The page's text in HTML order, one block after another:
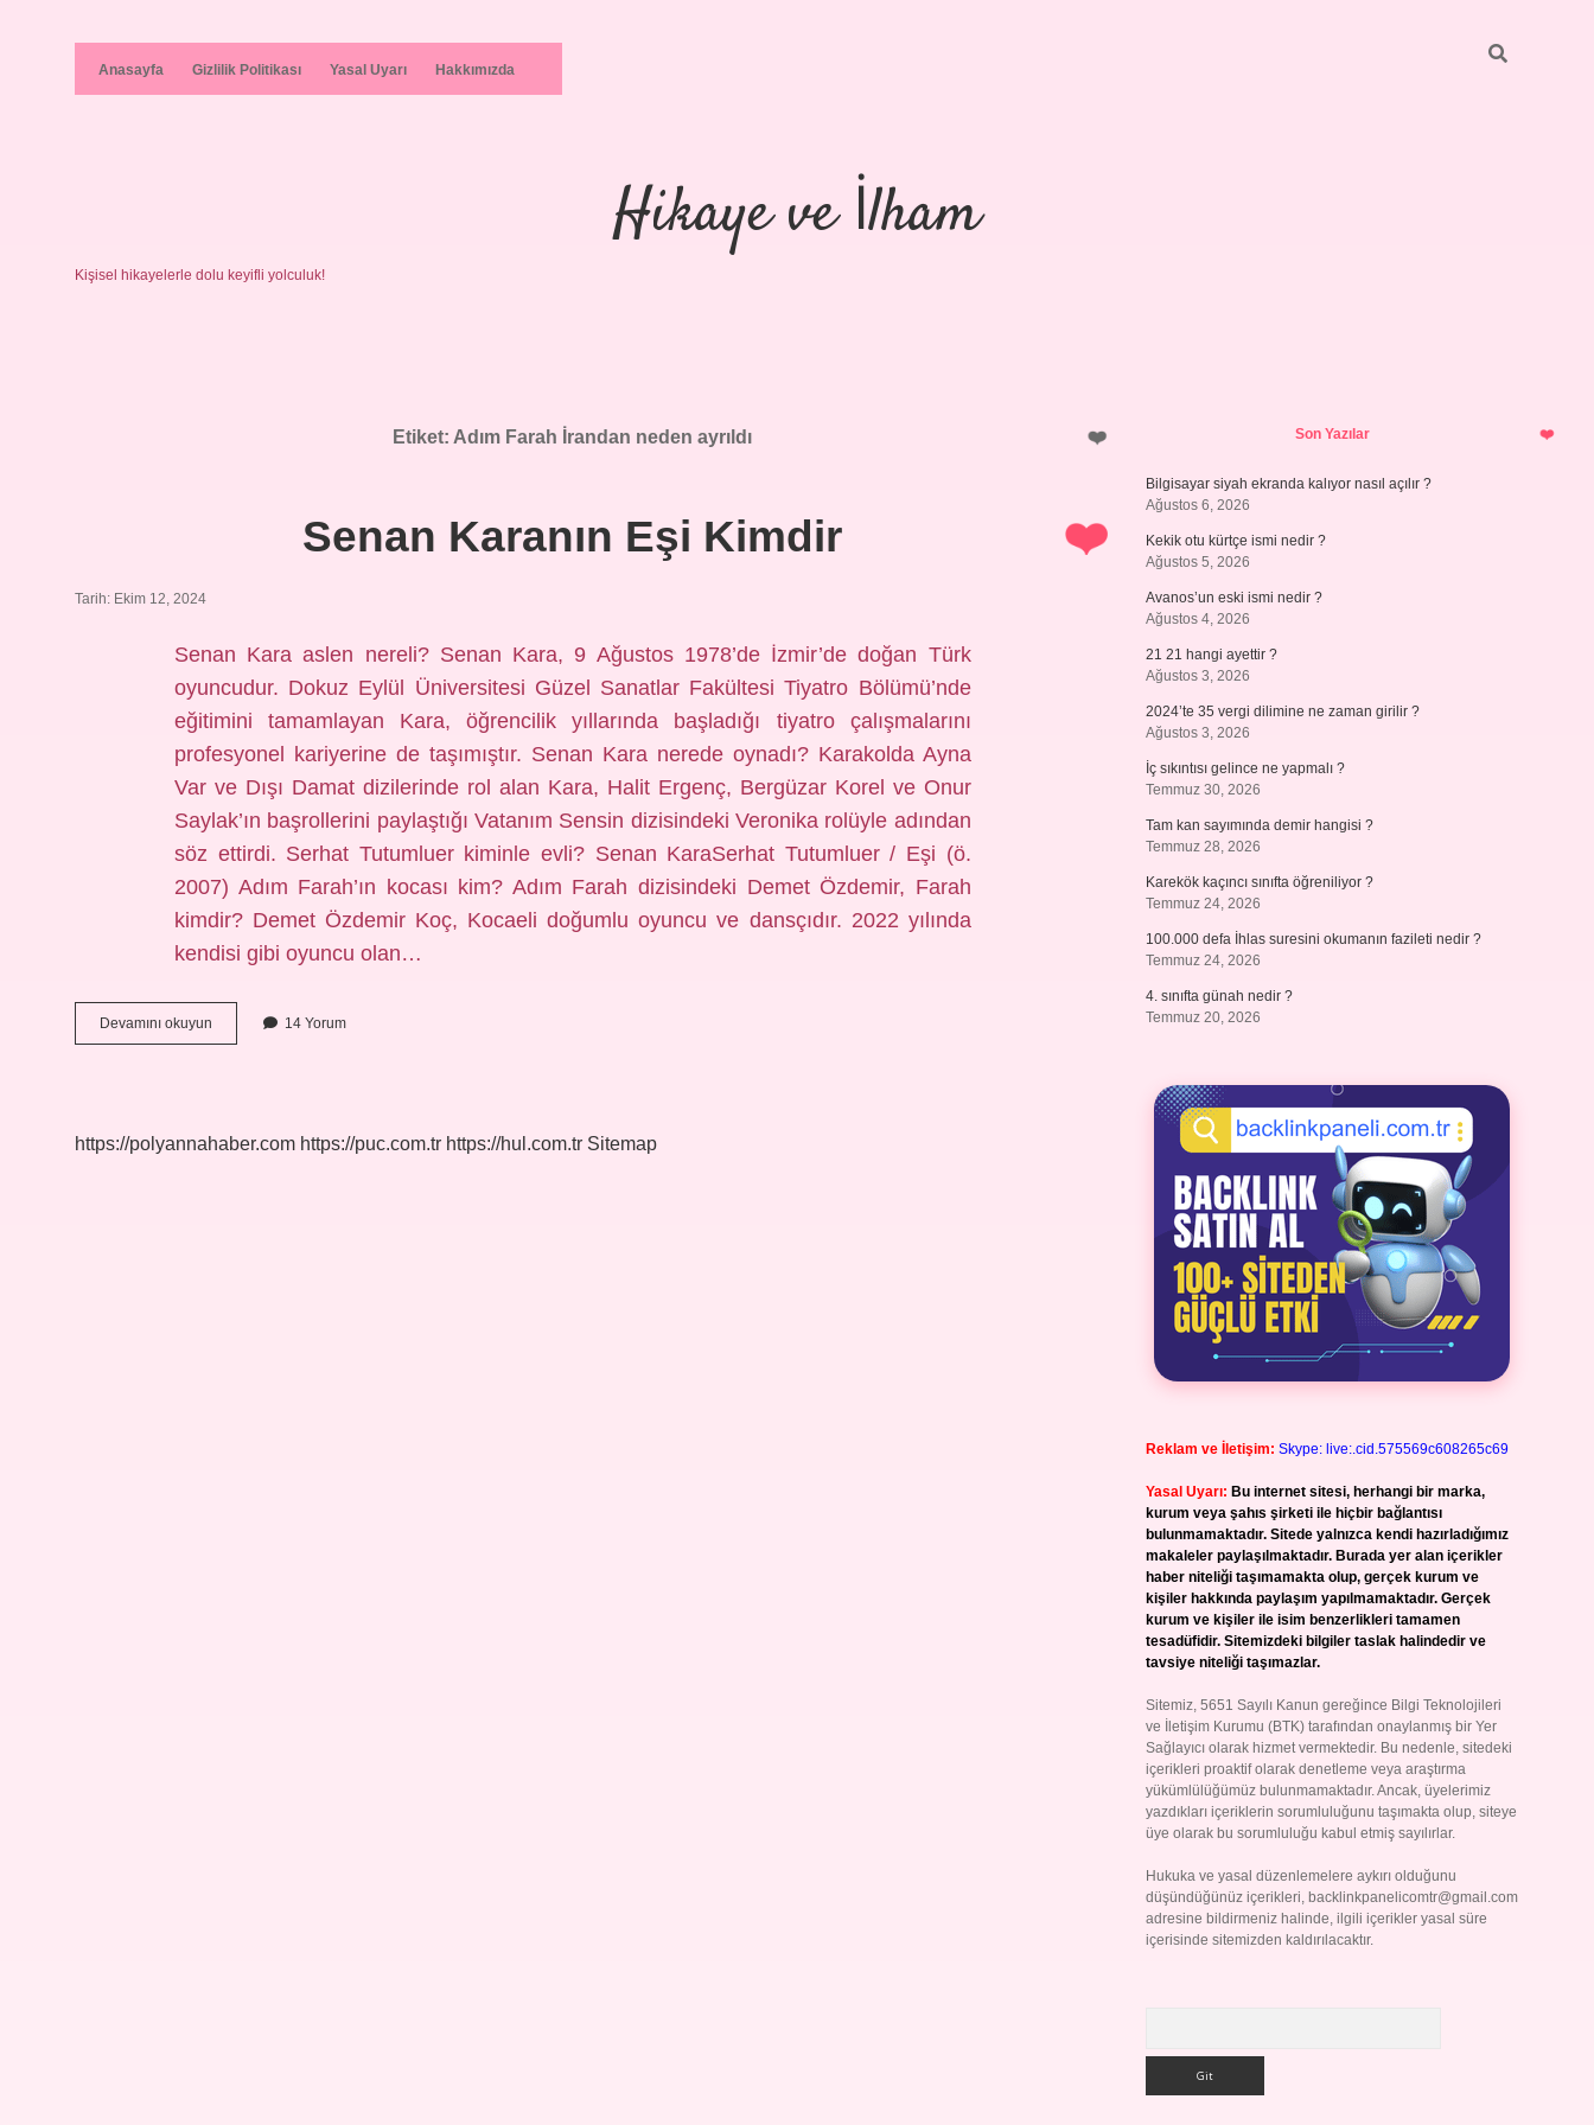
Anasayfa Gizlilik Politikası Yasal Uyarı Hakkımızda
Hikaye ve İlham
Kişisel hikayelerle dolu keyifli yolculuk!
Etiket: Adım Farah İrandan neden ayrıldı
Senan Karanın Eşi Kimdir
Tarih: Ekim 12, 2024
Senan Kara aslen nereli? Senan Kara, 9 Ağustos 1978’de İzmir’de doğan Türk
oyuncudur. Dokuz Eylül Üniversitesi Güzel Sanatlar Fakültesi Tiyatro Bölümü’nde
eğitimini tamamlayan Kara, öğrencilik yıllarında başladığı tiyatro çalışmalarını
profesyonel kariyerine de taşımıştır. Senan Kara nerede oynadı? Karakolda Ayna
Var ve Dışı Damat dizilerinde rol alan Kara, Halit Ergenç, Bergüzar Korel ve Onur
Saylak’ın başrollerini paylaştığı Vatanım Sensin dizisindeki Veronika rolüyle adından
söz ettirdi. Serhat Tutumluer kiminle evli? Senan KaraSerhat Tutumluer / Eşi (ö.
2007) Adım Farah’ın kocası kim? Adım Farah dizisindeki Demet Özdemir, Farah
kimdir? Demet Özdemir Koç, Kocaeli doğumlu oyuncu ve dansçıdır. 2022 yılında
kendisi gibi oyuncu olan…
Devamını okuyun
Karanın
14 Yorum
https://polyannahaber.com https://puc.com.tr https://hul.com.tr Sitemap
SidebarSon Yazılar
Bilgisayar siyah ekranda kalıyor nasıl açılır ?
Ağustos 6, 2026
Kekik otu kürtçe ismi nedir ?
Ağustos 5, 2026
Avanos’un eski ismi nedir ?
Ağustos 4, 2026
21 21 hangi ayettir ?
Ağustos 3, 2026
2024’te 35 vergi dilimine ne zaman girilir ?
Ağustos 3, 2026
İç sıkıntısı gelince ne yapmalı ?
Temmuz 30, 2026
Tam kan sayımında demir hangisi ?
Temmuz 28, 2026
Karekök kaçıncı sınıfta öğreniliyor ?
Temmuz 24, 2026
100.000 defa İhlas suresini okumanın fazileti nedir ?
Temmuz 24, 2026
4. sınıfta günah nedir ?
Temmuz 20, 2026
Reklam ve İletişim: Skype: live:.cid.575569c608265c69
Yasal Uyarı: Bu internet sitesi, herhangi bir marka,
kurum veya şahıs şirketi ile hiçbir bağlantısı
bulunmamaktadır. Sitede yalnızca kendi hazırladığımız
makaleler paylaşılmaktadır. Burada yer alan içerikler
haber niteliği taşımamakta olup, gerçek kurum ve
kişiler hakkında paylaşım yapılmamaktadır. Gerçek
kurum ve kişiler ile isim benzerlikleri tamamen
tesadüfidir. Sitemizdeki bilgiler taslak halindedir ve
tavsiye niteliği taşımazlar.
Sitemiz, 5651 Sayılı Kanun gereğince Bilgi Teknolojileri
ve İletişim Kurumu (BTK) tarafından onaylanmış bir Yer
Sağlayıcı olarak hizmet vermektedir. Bu nedenle, sitedeki
içerikleri proaktif olarak denetleme veya araştırma
yükümlülüğümüz bulunmamaktadır. Ancak, üyelerimiz
yazdıkları içeriklerin sorumluluğunu taşımakta olup, siteye
üye olarak bu sorumluluğu kabul etmiş sayılırlar.
Hukuka ve yasal düzenlemelere aykırı olduğunu
düşündüğünüz içerikleri, backlinkpanelicomtr@gmail.com
adresine bildirmeniz halinde, ilgili içerikler yasal süre
içerisinde sitemizden kaldırılacaktır.